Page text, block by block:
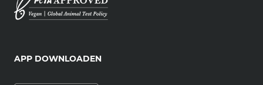
APP DOWNLOADEN